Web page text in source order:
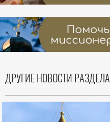
ДРУГИЕ НОВОСТИ РАЗДЕЛА